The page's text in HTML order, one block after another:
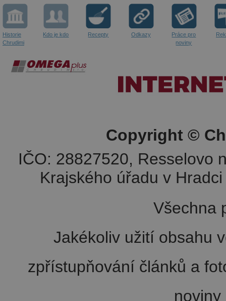
Historie
Chrudimi
Kdo je kdo Recepty Odkazy
Práce pro
noviny
Copyright ©
IČO: 28827520, Resselovo
Krajského úřadu v
Všechna
Jakékoliv užití obsahu
zpřístupňování článků a